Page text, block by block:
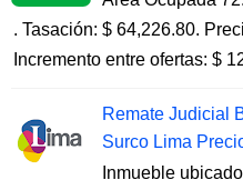
. Tasación: $ 64,226.80.
Incremento entre ofertas: $
Remate Judicial
Surco Lima
Inmueble